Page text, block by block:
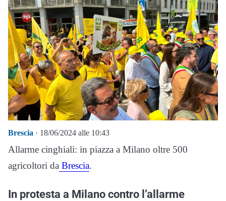
Brescia · 18/06/2024 alle 10:43
Allarme cinghiali: in piazza a Milano oltre 500
agricoltori da Brescia.
In protesta a Milano contro l’allarme